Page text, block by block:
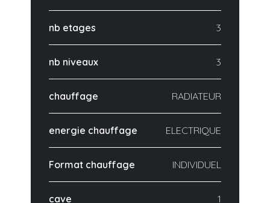
nb etages 3
nb niveaux 3
chauffage RADIATEUR
energie chauffage ELECTRIQUE
Format chauffage INDIVIDUEL
cave 1